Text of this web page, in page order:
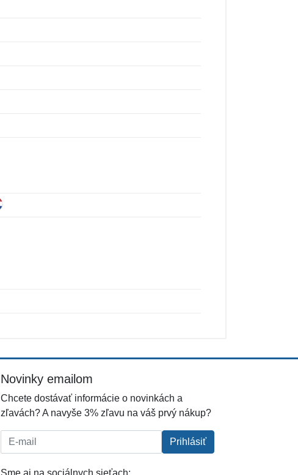
Novinky emailom
Chcete dostávať informácie o novinkách a
zľavách? A navyše 3% zľavu na váš prvý nákup?
E-mail: Prihlásiť
Sme aj na sociálnych sieťach: